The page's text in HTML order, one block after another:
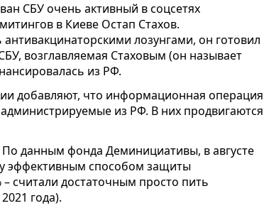
СБУ очень активный в соцсетях
в Киеве Остап Стахов.
лозунгами, он готовил
возглавляемая Стаховым (он называет
из РФ.
добавляют, что информационная операция
из РФ. В них продвигаются
данным фонда Деминициативы, в августе
эффективным способом защиты
считали достаточным просто пить
года).